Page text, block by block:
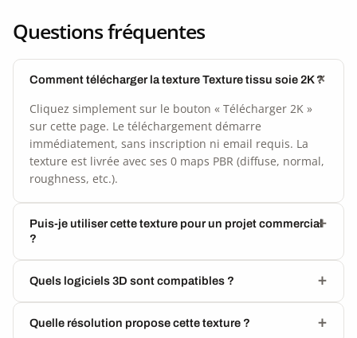
Questions fréquentes
Comment télécharger la texture Texture tissu soie 2K ?
Cliquez simplement sur le bouton « Télécharger 2K »
sur cette page. Le téléchargement démarre
immédiatement, sans inscription ni email requis. La
texture est livrée avec ses 0 maps PBR (diffuse, normal,
roughness, etc.).
Puis-je utiliser cette texture pour un projet commercial
?
Quels logiciels 3D sont compatibles ?
Quelle résolution propose cette texture ?